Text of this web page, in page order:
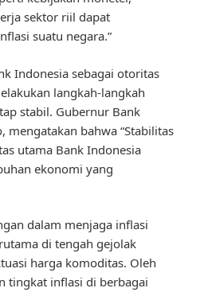
sektor riil dapat
suatu negara.”
Indonesia sebagai otoritas
langkah-langkah
stabil. Gubernur Bank
mengatakan bahwa “Stabilitas
utama Bank Indonesia
ekonomi yang
dalam menjaga inflasi
di tengah gejolak
harga komoditas. Oleh
tingkat inflasi di berbagai